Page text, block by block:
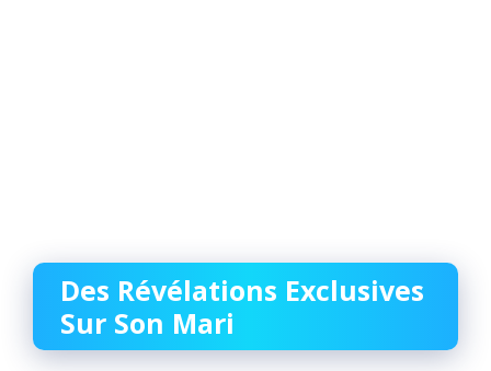
Des Révélations Exclusives
Sur Son Mari